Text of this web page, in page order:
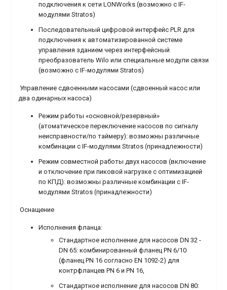
подключения к сети LONWorks (возможно с IF-
модулями Stratos)
Последовательный цифровой интерфейс PLR для
подключения к автоматизированной системе
управления зданием через интерфейсный
преобразователь Wilo или специальные модули связи
(возможно с IF-модулями Stratos)
Управление сдвоенными насосами (сдвоенный насос или
два одинарных насоса)
Режим работы «основной/резервный»
(атоматическое переключение насосов по сигналу
неисправности/по таймеру): возможны различные
комбинации с IF-модулями Stratos (принадлежности)
Режим совместной работы двух насосов (включение
и отключение при пиковой нагрузке с оптимизацией
по КПД): возможны различные комбинации с IF-
модулями Stratos (принадлежности)
Оснащение
Исполнения фланца:
Стандартное исполнение для насосов DN 32 -
DN 65: комбинированный фланец PN 6/10
(фланец PN 16 согласно EN 1092-2) для
контрфланцев PN 6 и PN 16,
Стандартное исполнение для насосов DN 80: